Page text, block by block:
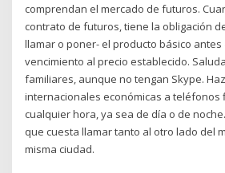
comprendan el mercado de futuros.
contrato de futuros, tiene la obligación
llamar o poner- el producto básico antes
vencimiento al precio establecido.
familiares, aunque no tengan Skype.
internacionales económicas a teléfonos
cualquier hora, ya sea de día o de
que cuesta llamar tanto al otro lado del
misma ciudad.